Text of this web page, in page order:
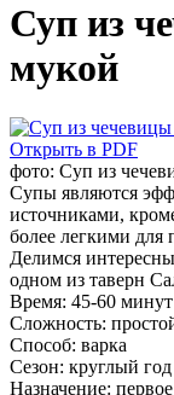
Суп из
мукой
Открыть в PDF
фото: Суп из
Супы являются
источниками,
более легкими для
Делимся
одном из таверн
Время: 45-60 минут
Сложность:
Способ: варка
Сезон: круглый год
Назначение: